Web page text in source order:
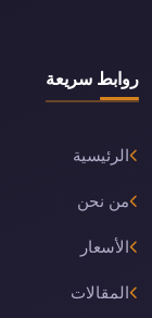
روابط سريعة
الرئيسية
من نحن
الأسعار
المقالات